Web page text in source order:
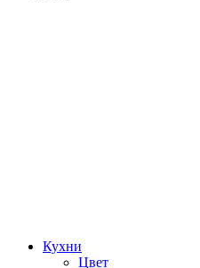
Кухни
Цвет